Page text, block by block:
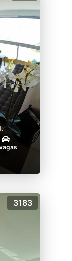
3183